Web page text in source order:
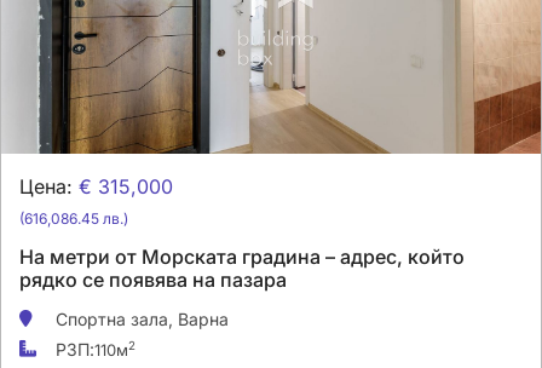
Цена: € 315,000
(616,086.45 лв.)
На метри от Морската градина – адрес, който
рядко се появява на пазара
Спортна зала, Варна
РЗП:110м2